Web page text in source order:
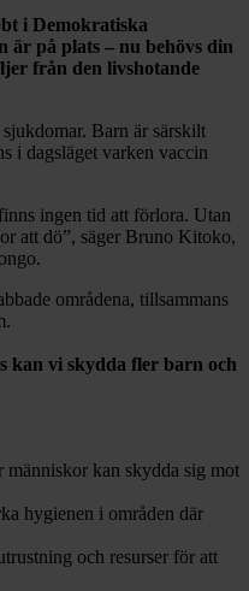
i Demokratiska
är på plats – nu behövs din
från den livshotande
Barn är särskilt
i dagsläget varken vaccin
ingen tid att förlora. Utan
att dö”, säger Bruno Kitoko,
områdena, tillsammans
kan vi skydda fler barn och
kan skydda sig mot
hygienen i områden där
och resurser för att